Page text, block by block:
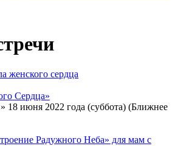
Сердца»
июня 2022 года (суббота) (Ближнее
Радужного Неба» для мам с